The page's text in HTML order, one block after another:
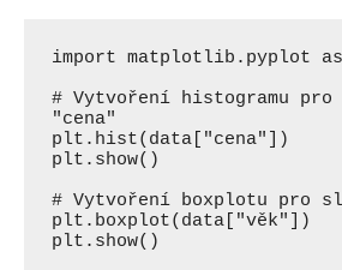
import matplotlib.pyplot
# Vytvoření histogramu pro
"cena"
plt.hist(data["cena"])
plt.show()
# Vytvoření boxplotu pro
plt.boxplot(data["věk"])
plt.show()